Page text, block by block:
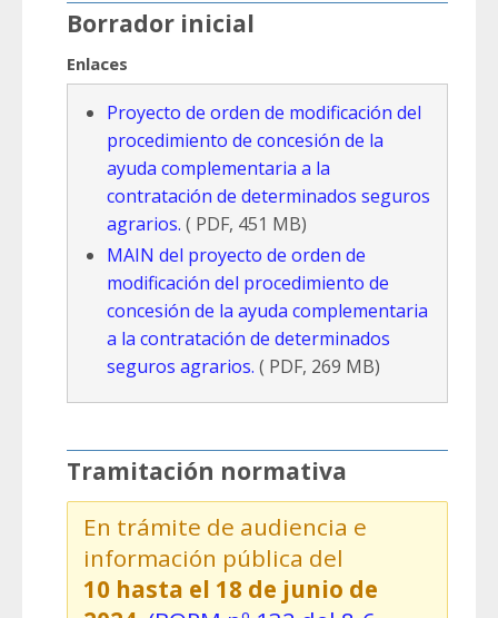
Borrador inicial
Enlaces
Proyecto de orden de modificación del
procedimiento de concesión de la
ayuda complementaria a la
contratación de determinados seguros
agrarios. ( PDF, 451 MB)
MAIN del proyecto de orden de
modificación del procedimiento de
concesión de la ayuda complementaria
a la contratación de determinados
seguros agrarios. ( PDF, 269 MB)
Tramitación normativa
En trámite de audiencia e
información pública del
10 hasta el 18 de junio de